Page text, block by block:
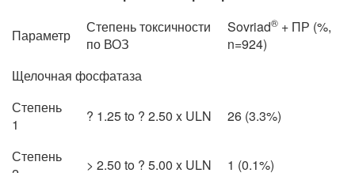
Параметр
Степень токсичности
по ВОЗ
Sovriad® + ПР (%,
n=924)
Щелочная фосфатаза
Степень
1
? 1.25 to ? 2.50 x ULN 26 (3.3%)
Степень
> 2.50 to ? 5.00 x ULN 1 (0.1%)